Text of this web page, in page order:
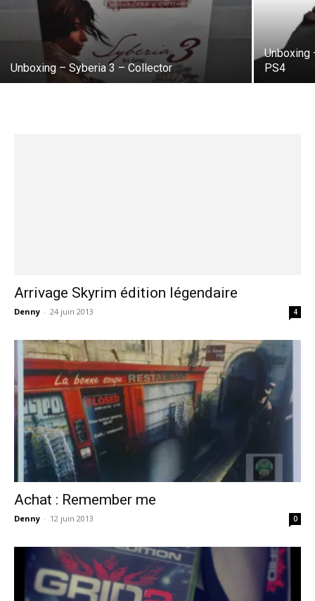
Unboxing – Syberia 3 – Collector
Unboxing
PS4
Arrivage Skyrim édition légendaire
Denny - 24 juin 2013 4
Achat : Remember me
Denny - 12 juin 2013 0